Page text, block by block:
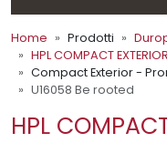
Home Prodotti
HPL COMPACT EXTERIOR
Compact Exterior -
U16058 Be rooted
HPL